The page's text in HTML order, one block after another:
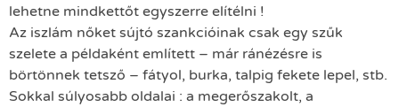
lehetne mindkettőt egyszerre elítélni !
Az iszlám nőket sújtó szankcióinak csak egy szűk
szelete a példaként említett – már ránézésre is
börtönnek tetsző – fátyol, burka, talpig fekete lepel, stb.
Sokkal súlyosabb oldalai : a megerőszakolt, a